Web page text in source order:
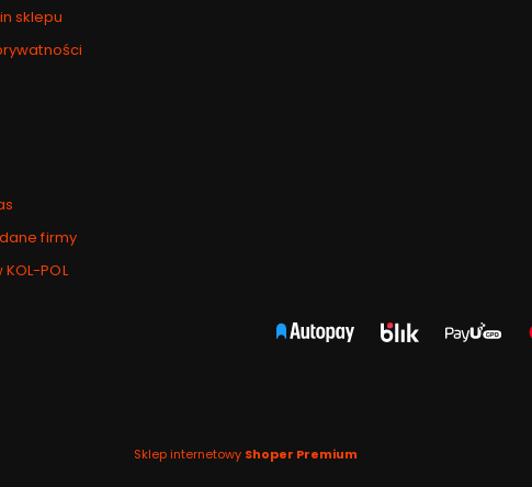
sklepu
firmy
POL
Sklep internetowy Shoper Premium